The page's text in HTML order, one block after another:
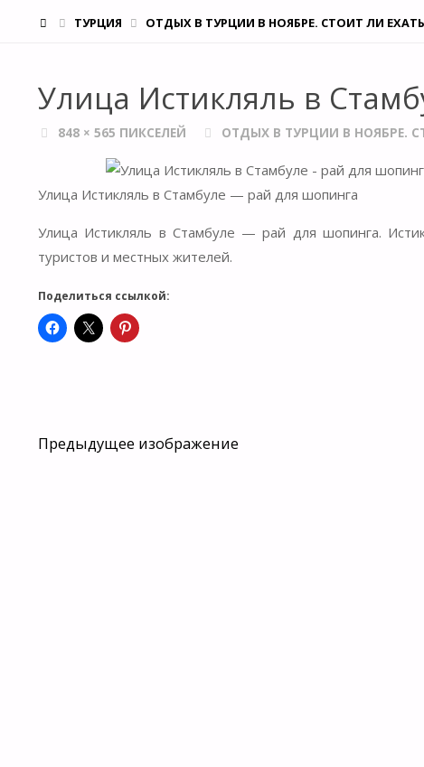
ГЛАВНАЯ
ТУРЦИЯ ОТДЫХ В ТУРЦИИ В НОЯБРЕ. СТОИТ ЛИ
Улица Истикляль в
ПОЛНЫЙ
848 × 565 ПИКСЕЛЕЙ ОТДЫХ В ТУРЦИИ В НОЯБРЕ.
Улица Истикляль в Стамбуле — рай для шопинга
Улица Истикляль в Стамбуле — рай для шопинга.
туристов и местных жителей.
Поделиться ссылкой:
Предыдущее изображение